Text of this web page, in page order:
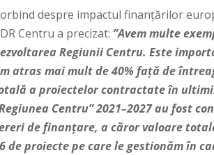
despre impactul finanțărilor
Centru a precizat: ”Avem multe
Regiunii Centru. Este
atras mai mult de 40% față de
a proiectelor contractate în
Centru” 2021–2027 au fost
de finanțare, a căror valoare
de proiecte pe care le gestionăm în